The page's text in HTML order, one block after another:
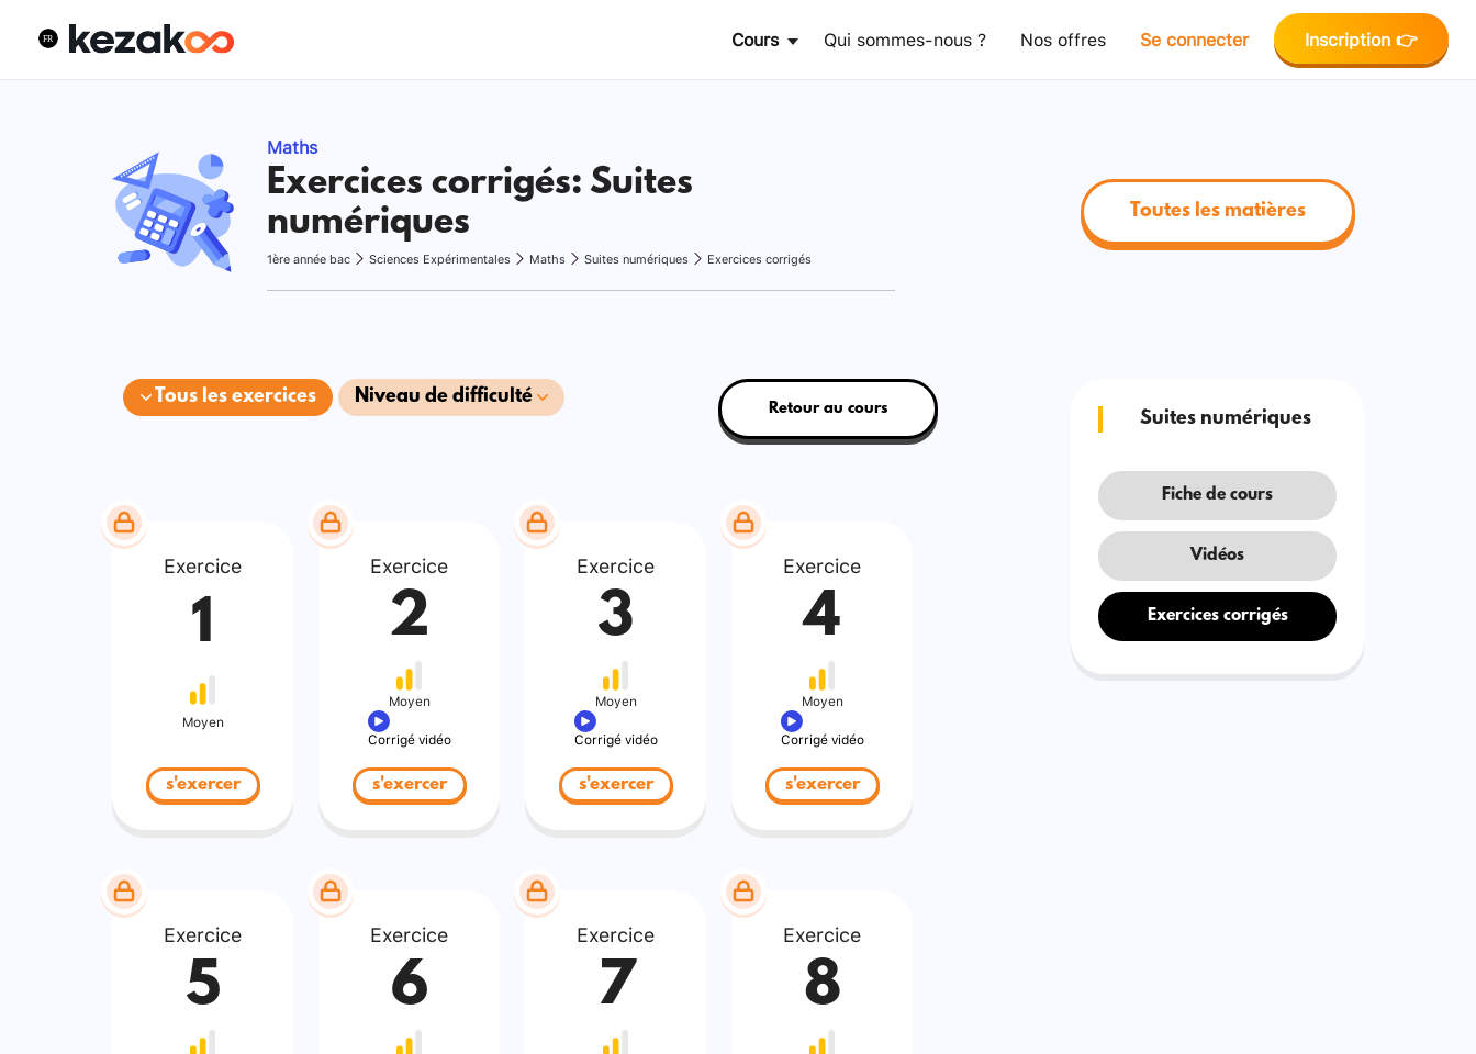
Cours Qui sommes-nous ? Nos offres Se connecter Inscription 👉
Maths
Exercices corrigés: Suites
numériques
1ère année bac Sciences Expérimentales Maths Suites numériques Exercices corrigés
Toutes les matières
Tous les exercices Niveau de difficulté
Retour au cours
Exercice
1
Moyen
s'exercer
Exercice
2
Moyen
Corrigé vidéo
s'exercer
Exercice
3
Moyen
Corrigé vidéo
s'exercer
Exercice
4
Moyen
Corrigé vidéo
s'exercer
Exercice
5
Exercice
6
Exercice
7
Exercice
8
Suites numériques
Fiche de cours
Vidéos
Exercices corrigés